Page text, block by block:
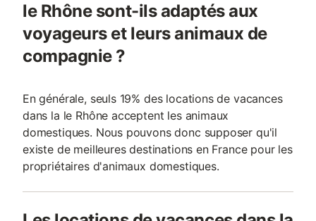
le Rhône sont-ils adaptés aux
voyageurs et leurs animaux de
compagnie ?
En générale, seuls 19% des locations de vacances
dans la le Rhône acceptent les animaux
domestiques. Nous pouvons donc supposer qu'il
existe de meilleures destinations en France pour les
propriétaires d'animaux domestiques.